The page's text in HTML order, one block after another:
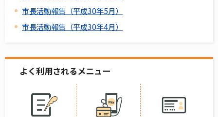
市長活動報告（平成30年5月）
市長活動報告（平成30年4月）
よく利用されるメニュー